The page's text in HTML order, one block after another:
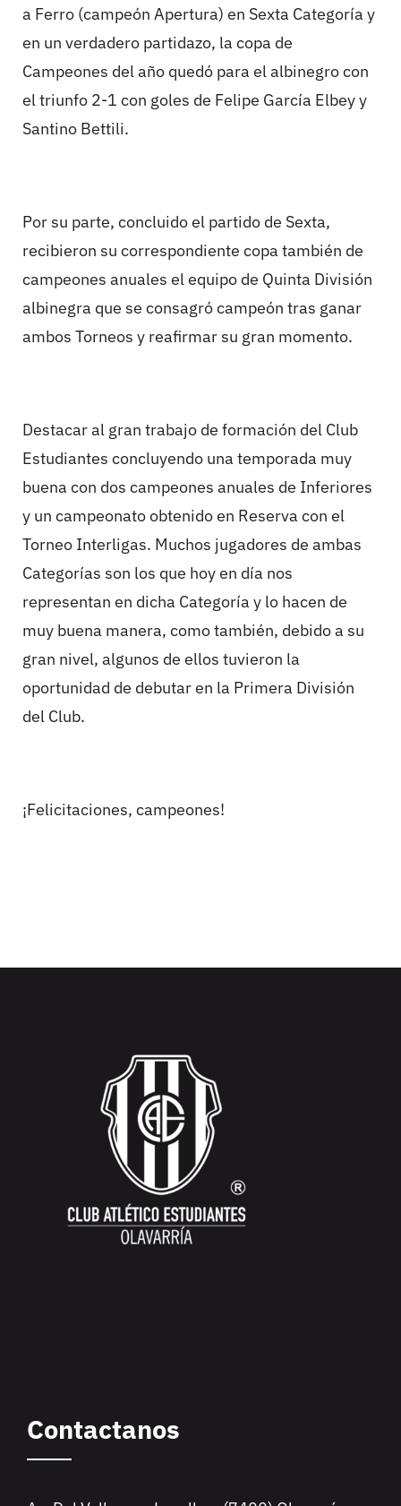
a Ferro (campeón Apertura) en Sexta Categoría y
en un verdadero partidazo, la copa de
Campeones del año quedó para el albinegro con
el triunfo 2-1 con goles de Felipe García Elbey y
Santino Bettili.
Por su parte, concluido el partido de Sexta,
recibieron su correspondiente copa también de
campeones anuales el equipo de Quinta División
albinegra que se consagró campeón tras ganar
ambos Torneos y reafirmar su gran momento.
Destacar al gran trabajo de formación del Club
Estudiantes concluyendo una temporada muy
buena con dos campeones anuales de Inferiores
y un campeonato obtenido en Reserva con el
Torneo Interligas. Muchos jugadores de ambas
Categorías son los que hoy en día nos
representan en dicha Categoría y lo hacen de
muy buena manera, como también, debido a su
gran nivel, algunos de ellos tuvieron la
oportunidad de debutar en la Primera División
del Club.
¡Felicitaciones, campeones!
Contactanos